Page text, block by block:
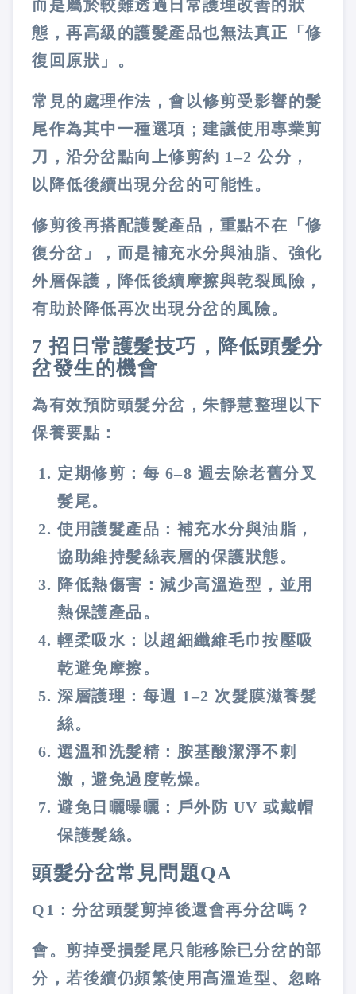
而是屬於較難透過日常護理改善的狀
態，再高級的護髮產品也無法真正「修
復回原狀」。
常見的處理作法，會以修剪受影響的髮
尾作為其中一種選項；建議使用專業剪
刀，沿分岔點向上修剪約 1–2 公分，
以降低後續出現分岔的可能性。
修剪後再搭配護髮產品，重點不在「修
復分岔」，而是補充水分與油脂、強化
外層保護，降低後續摩擦與乾裂風險，
有助於降低再次出現分岔的風險。
7 招日常護髮技巧，降低頭髮分
岔發生的機會
為有效預防頭髮分岔，朱靜慧整理以下
保養要點：
定期修剪 ：每 6–8 週去除老舊分叉
髮尾。
使用護髮產品 ：補充水分與油脂，
協助維持髮絲表層的保護狀態。
降低熱傷害 ：減少高溫造型，並用
熱保護產品。
輕柔吸水 ：以超細纖維毛巾按壓吸
乾避免摩擦。
深層護理 ：每週 1–2 次髮膜滋養髮
絲。
選溫和洗髮精 ：胺基酸潔淨不刺
激，避免過度乾燥。
避免日曬曝曬 ：戶外防 UV 或戴帽
保護髮絲。
頭髮分岔常見問題QA
Q1：分岔頭髮剪掉後還會再分岔嗎？
會。剪掉受損髮尾只能移除已分岔的部
分，若後續仍頻繁使用高溫造型、忽略